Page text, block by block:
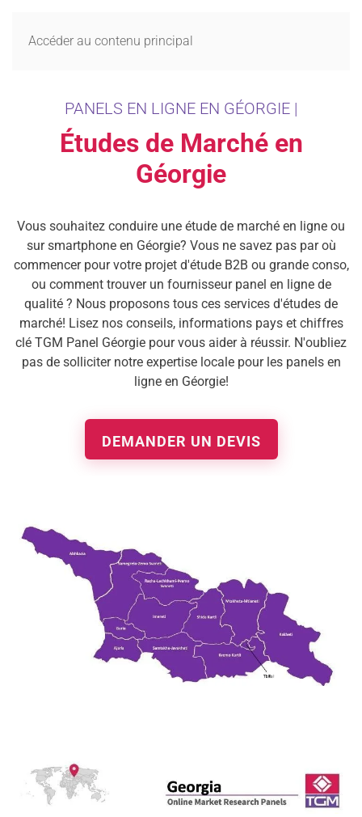
Accéder au contenu principal
PANELS EN LIGNE EN GÉORGIE |
Études de Marché en
Géorgie
Vous souhaitez conduire une étude de marché en ligne ou
sur smartphone en Géorgie? Vous ne savez pas par où
commencer pour votre projet d'étude B2B ou grande conso,
ou comment trouver un fournisseur panel en ligne de
qualité ? Nous proposons tous ces services d'études de
marché! Lisez nos conseils, informations pays et chiffres
clé TGM Panel Géorgie pour vous aider à réussir. N'oubliez
pas de solliciter notre expertise locale pour les panels en
ligne en Géorgie!
DEMANDER UN DEVIS